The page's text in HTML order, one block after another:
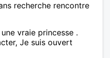
recherche rencontre
vraie princesse .
Je suis ouvert